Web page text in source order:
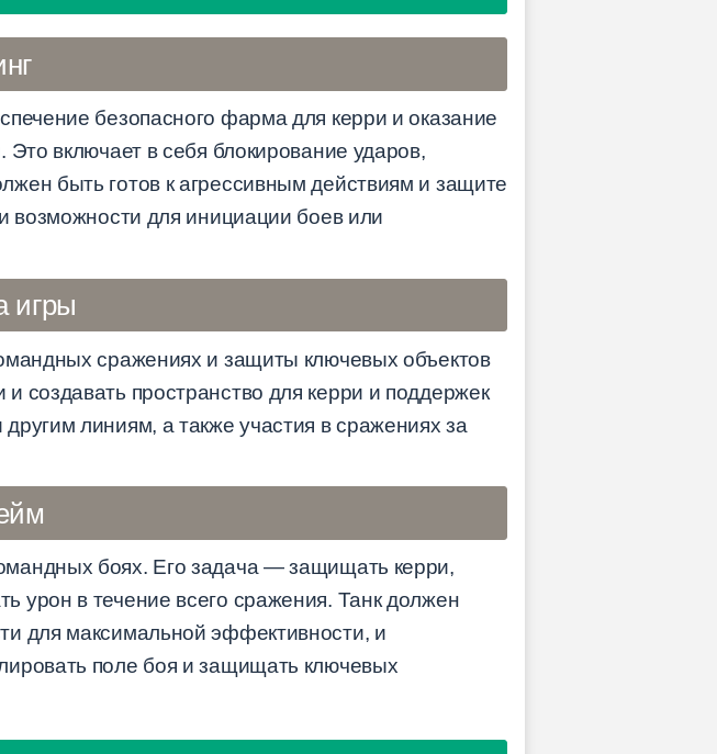
безопасного фарма для керри и оказание
включает в себя блокирование ударов,
быть готов к агрессивным действиям и защите
возможности для инициации боев или
игры
сражениях и защиты ключевых объектов
создавать пространство для керри и поддержек
линиям, а также участия в сражениях за
боях. Его задача — защищать керри,
урон в течение всего сражения. Танк должен
для максимальной эффективности, и
поле боя и защищать ключевых